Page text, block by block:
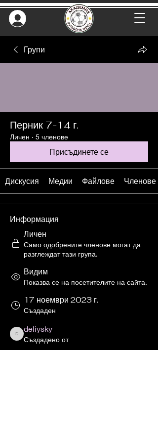
Групи
Перник 7-14 г.
Личен · 5 членове
Присъдинете се
Дискусия Медии Файлове Членове
Информация
Личен
Само одобрените членове могат да
разглеждат тази група.
Видим
Показва се на посетителите на сайта.
17 ноември 2023 г.
Създаден
deliysky
deliysky
Създадено от